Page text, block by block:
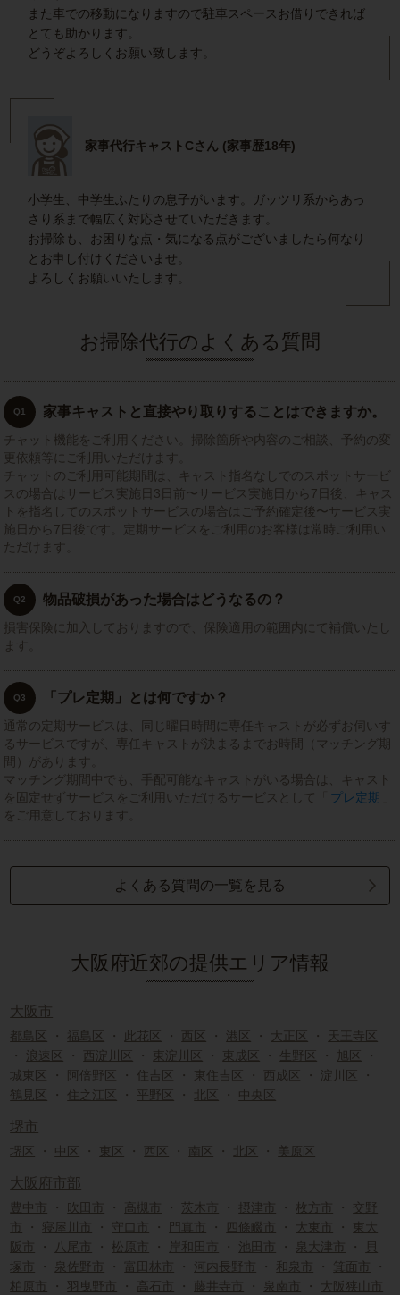
また車での移動になりますので駐車スペースお借りできれば
とても助かります。
どうぞよろしくお願い致します。
家事代行キャストCさん (家事歴18年)
小学生、中学生ふたりの息子がいます。ガッツリ系からあっ
さり系まで幅広く対応させていただきます。
お掃除も、お困りな点・気になる点がございましたら何なり
とお申し付けくださいませ。
よろしくお願いいたします。
お掃除代行のよくある質問
Q1 家事キャストと直接やり取りすることはできますか。
チャット機能をご利用ください。掃除箇所や内容のご相談、予約の変
更依頼等にご利用いただけます。
チャットのご利用可能期間は、キャスト指名なしでのスポットサービ
スの場合はサービス実施日3日前〜サービス実施日から7日後、キャス
トを指名してのスポットサービスの場合はご予約確定後〜サービス実
施日から7日後です。定期サービスをご利用のお客様は常時ご利用い
ただけます。
Q2 物品破損があった場合はどうなるの？
損害保険に加入しておりますので、保険適用の範囲内にて補償いたし
ます。
Q3 「プレ定期」とは何ですか？
通常の定期サービスは、同じ曜日時間に専任キャストが必ずお伺いす
るサービスですが、専任キャストが決まるまでお時間（マッチング期
間）があります。
マッチング期間中でも、手配可能なキャストがいる場合は、キャスト
を固定せずサービスをご利用いただけるサービスとして「
プレ定期
をご用意しております。
よくある質問の一覧を見る
大阪府近郊の提供エリア情報
大阪市
都島区 ・ 福島区 ・ 此花区 ・ 西区 ・ 港区 ・ 大正区 ・
天王寺区
・ 浪速区 ・ 西淀川区 ・ 東淀川区 ・ 東成区 ・ 生野区 ・ 旭区
・
城東区
・ 阿倍野区 ・ 住吉区 ・ 東住吉区 ・ 西成区 ・ 淀川区
・
鶴見区
・ 住之江区 ・ 平野区 ・ 北区 ・ 中央区
堺市
堺区 ・ 中区 ・ 東区 ・ 西区 ・ 南区 ・ 北区 ・ 美原区
大阪府市部
豊中市 ・ 吹田市 ・ 高槻市 ・ 茨木市 ・ 摂津市 ・枚方市 ・ 交野
・ 寝屋川市 ・ 守口市 ・ 門真市 ・ 四條畷市 ・ 大東市 ・ 東大
阪市
・ 八尾市 ・ 松原市 ・ 岸和田市 ・ 池田市 ・ 泉大津市 ・
貝
塚市
・ 泉佐野市 ・ 富田林市 ・ 河内長野市 ・ 和泉市 ・ 箕面市
・
柏原市
・ 羽曳野市 ・ 高石市 ・ 藤井寺市 ・ 泉南市 ・
大阪狭山市